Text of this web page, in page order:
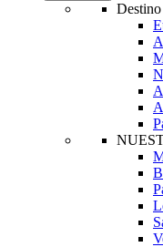
Destino